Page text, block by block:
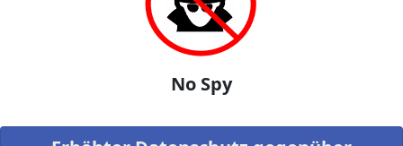
No Spy